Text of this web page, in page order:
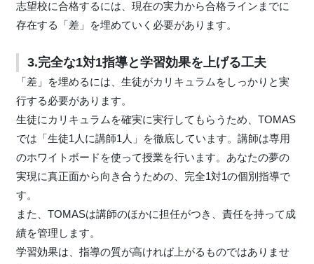
志望校に合格するには、現在の実力から合格ラインまでに
存在する「差」を埋めていく必要があります。
3.完全な1対1指導と学習効果を上げる工夫
「差」を埋めるには、生徒がカリキュラムをしっかりと実
行する必要があります。
生徒にカリキュラムを確実に実行してもらうため、TOMAS
では「生徒1人に講師1人」を徹底しています。講師は専用
のホワイトボードを使って授業を行います。あなたの夢の
実現に真正面から向き合うための、完全1対1の個別指導で
す。
また、TOMASは講師のほかに担任がつき、責任を持って成
績を管理します。
学習効果は、指導の質が高ければ上がるものではありませ